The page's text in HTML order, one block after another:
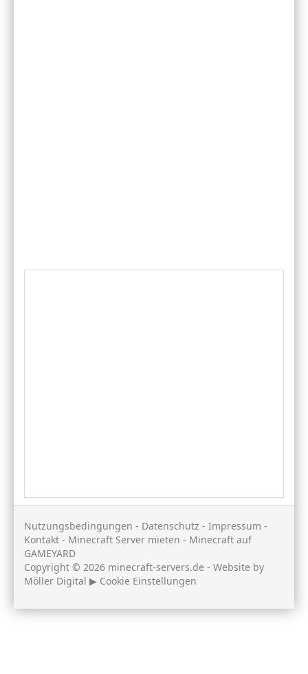
Nutzungsbedingungen - Datenschutz - Impressum -
Kontakt - Minecraft Server mieten - Minecraft auf
GAMEYARD
Copyright © 2026 minecraft-servers.de - Website by
Möller Digital ▶ Cookie Einstellungen